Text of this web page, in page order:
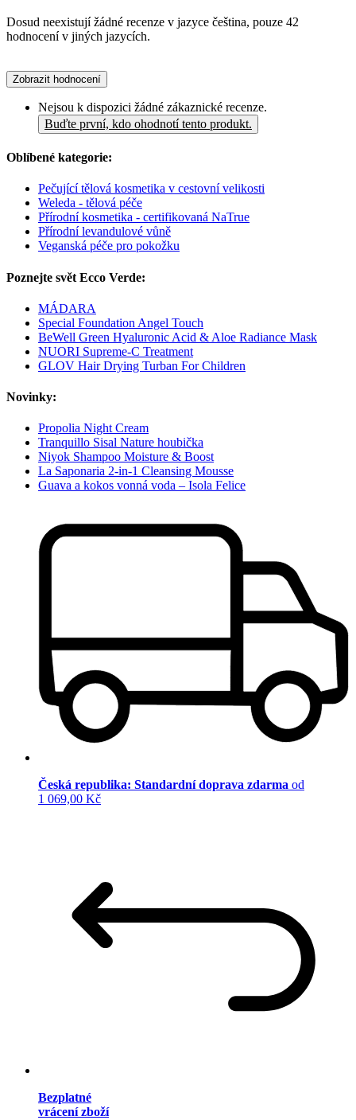
Dosud neexistují žádné recenze v jazyce čeština, pouze 42
hodnocení v jiných jazycích.
Zobrazit hodnocení
Nejsou k dispozici žádné zákaznické recenze.
Buďte první, kdo ohodnotí tento produkt.
Oblíbené kategorie:
Pečující tělová kosmetika v cestovní velikosti
Weleda - tělová péče
Přírodní kosmetika - certifikovaná NaTrue
Přírodní levandulové vůně
Veganská péče pro pokožku
Poznejte svět Ecco Verde:
MÁDARA
Special Foundation Angel Touch
BeWell Green Hyaluronic Acid & Aloe Radiance Mask
NUORI Supreme-C Treatment
GLOV Hair Drying Turban For Children
Novinky:
Propolia Night Cream
Tranquillo Sisal Nature houbička
Niyok Shampoo Moisture & Boost
La Saponaria 2-in-1 Cleansing Mousse
Guava a kokos vonná voda – Isola Felice
Česká republika: Standardní doprava zdarma od
1 069,00 Kč
Bezplatné
vrácení zboží